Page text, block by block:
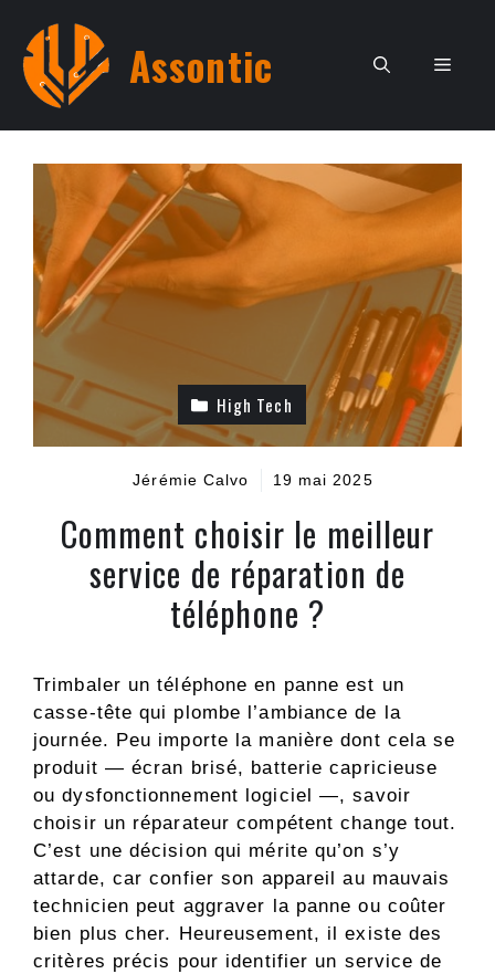
contenu
Assontic Menu
High Tech
Jérémie Calvo 19 mai 2025
Comment choisir le meilleur
service de réparation de
téléphone ?
Trimbaler un téléphone en panne est un
casse-tête qui plombe l’ambiance de la
journée. Peu importe la manière dont cela se
produit — écran brisé, batterie capricieuse
ou dysfonctionnement logiciel —, savoir
choisir un réparateur compétent change tout.
C’est une décision qui mérite qu’on s’y
attarde, car confier son appareil au mauvais
technicien peut aggraver la panne ou coûter
bien plus cher. Heureusement, il existe des
critères précis pour identifier un service de